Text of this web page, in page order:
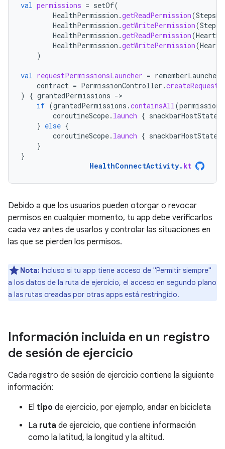
val permissions = setOf(
HealthPermission .getReadPermission(
HealthPermission .getWritePermission(
HealthPermission .getReadPermission(
HealthPermission .getWritePermission(
)
val requestPermissionsLauncher =
contract = PermissionController .
)
{ grantedPermissions -
if (grantedPermissions .containsAll(permissions
coroutineScope. launch { snackbarHostState
} else {
coroutineScope. launch { snackbarHostState
}
}
HealthConnectActivity. kt
Debido a que los usuarios pueden otorgar o revocar
permisos en cualquier momento, tu app debe verificarlos
cada vez antes de usarlos y controlar las situaciones en
las que se pierden los permisos.
Nota: Incluso si tu app tiene acceso de "Permitir siempre"
a los datos de la ruta de ejercicio, el acceso en segundo plano
a las rutas creadas por otras apps está restringido.
Información incluida en un registro
de sesión de ejercicio
Cada registro de sesión de ejercicio contiene la siguiente
información:
El tipo de ejercicio, por ejemplo, andar en bicicleta
La ruta de ejercicio, que contiene información
como la latitud, la longitud y la altitud.